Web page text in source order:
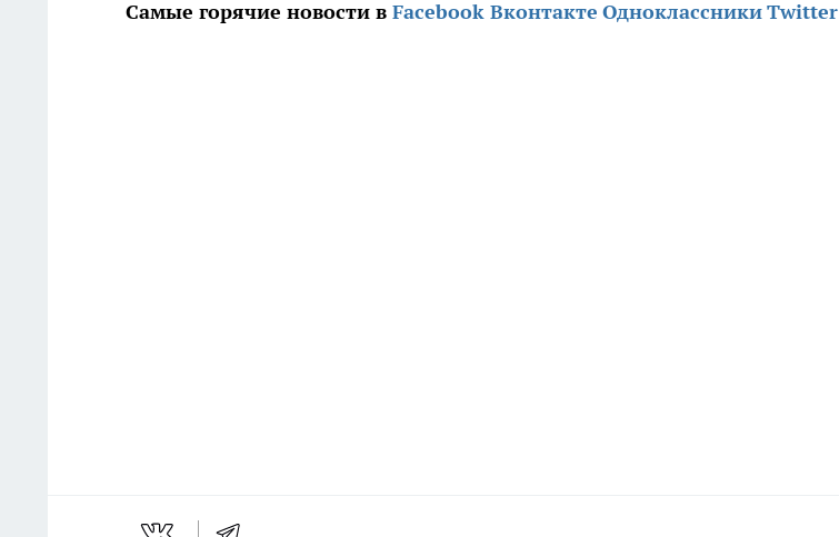
Самые горячие новости в Facebook Вконтакте ОдноклассникиTwitter